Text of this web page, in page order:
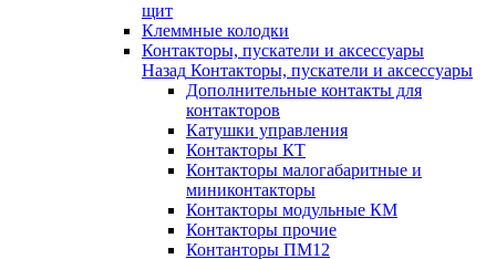
щит
Клеммные колодки
Контакторы, пускатели и аксессуары
Назад Контакторы, пускатели и аксессуары
Дополнительные контакты для
контакторов
Катушки управления
Контакторы КТ
Контакторы малогабаритные и
миниконтакторы
Контакторы модульные КМ
Контакторы прочие
Контанторы ПМ12